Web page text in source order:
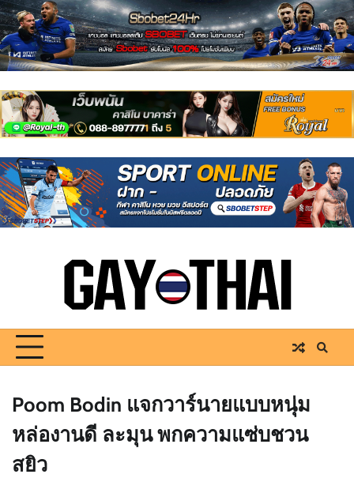
Poom Bodin แจกวาร์นายแบบหนุ่ม
หล่องานดี ละมุน พกความแซ่บชวน
สยิว